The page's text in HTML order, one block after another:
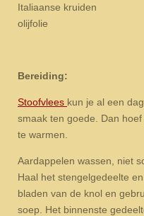
Italiaanse kruiden
olijfolie
Bereiding:
Stoofvlees kun je al een
smaak ten goede. Dan
te warmen.
Aardappelen wassen, niet
Haal het stengelgedeelte
bladen van de knol en
soep. Het binnenste